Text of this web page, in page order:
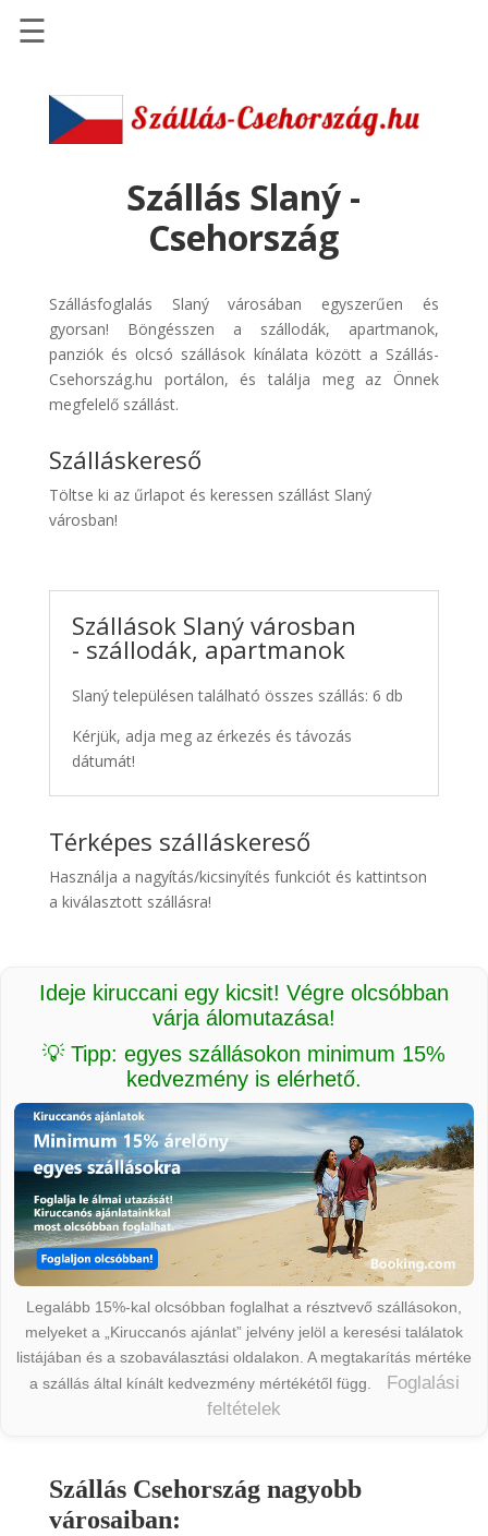
Szállások
Szállásinfo.eu
pénzvisszatérítéssel
Discover
Cars
Transzfer
Kiwi
Taxi
☰
Szállás Slaný -
Csehország
Szállásfoglalás Slaný városában egyszerűen és
gyorsan! Böngésszen a szállodák, apartmanok,
panziók és olcsó szállások kínálata között a Szállás-
Csehország.hu portálon, és találja meg az Önnek
megfelelő szállást.
Szálláskereső
Töltse ki az űrlapot és keressen szállást Slaný
városban!
Szállások Slaný városban
- szállodák, apartmanok
Slaný településen található összes szállás: 6 db
Kérjük, adja meg az érkezés és távozás
dátumát!
Térképes szálláskereső
Használja a nagyítás/kicsinyítés funkciót és kattintson
a kiválasztott szállásra!
Ideje kiruccani egy kicsit! Végre olcsóbban
várja álomutazása!
💡 Tipp: egyes szállásokon minimum 15%
kedvezmény is elérhető.
Legalább 15%-kal olcsóbban foglalhat a résztvevő szállásokon,
melyeket a „Kiruccanós ajánlat” jelvény jelöl a keresési találatok
listájában és a szobaválasztási oldalakon. A megtakarítás mértéke
a szállás által kínált kedvezmény mértékétől függ.
Foglalási
feltételek
Szállás Csehország nagyobb
városaiban: